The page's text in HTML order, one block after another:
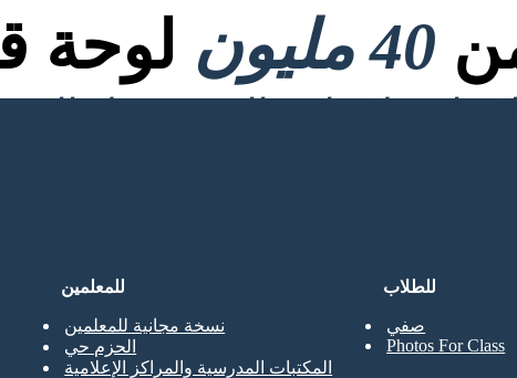
40 مليون لوحة
للطلاب
صفي
Photos For Class
للمعلمين
نسخة مجانية للمعلمين
الحزم حي
المكتبات المدرسية والمراكز الإعلامية